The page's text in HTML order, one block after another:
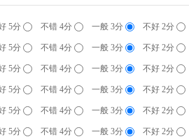
5分 不错 4分 一般 3分 不好 2分
5分 不错 4分 一般 3分 不好 2分
5分 不错 4分 一般 3分 不好 2分
5分 不错 4分 一般 3分 不好 2分
5分 不错 4分 一般 3分 不好 2分
5分 不错 4分 一般 3分 不好 2分